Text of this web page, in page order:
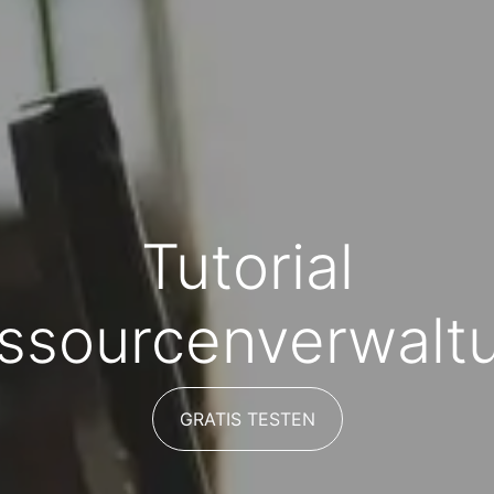
Tutorial
GRATIS TESTEN